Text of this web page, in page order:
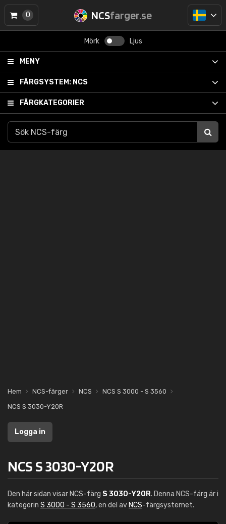
NCSfarger.se
Mörk Ljus
MENY
FÄRGSYSTEM: NCS
FÄRGKATEGORIER
0
Hem NCS-färger NCS
NCS S 3000 - S 3560
NCS S 3030-Y20R
Logga in
NCS S 3030-Y20R
Den här sidan visar NCS-färg S 3030-Y20R. Denna NCS-färg är i
kategorin S 3000 - S 3560, en del av NCS-färgsystemet.